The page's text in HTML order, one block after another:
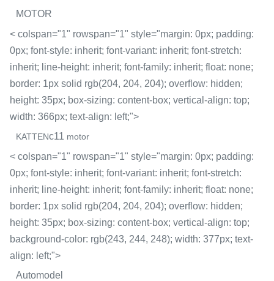
MOTOR
< colspan="1" rowspan="1" style="margin: 0px; padding:
0px; font-style: inherit; font-variant: inherit; font-stretch:
inherit; line-height: inherit; font-family: inherit; float: none;
border: 1px solid rgb(204, 204, 204); overflow: hidden;
height: 35px; box-sizing: content-box; vertical-align: top;
width: 366px; text-align: left;">
KATTENc11 motor
< colspan="1" rowspan="1" style="margin: 0px; padding:
0px; font-style: inherit; font-variant: inherit; font-stretch:
inherit; line-height: inherit; font-family: inherit; float: none;
border: 1px solid rgb(204, 204, 204); overflow: hidden;
height: 35px; box-sizing: content-box; vertical-align: top;
background-color: rgb(243, 244, 248); width: 377px; text-
align: left;">
Automodel